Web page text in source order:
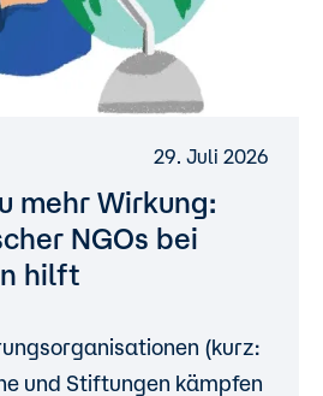
29. Juli 2026
mehr Wirkung:
NGOs bei
hilft
(kurz:
und Stiftungen kämpfen